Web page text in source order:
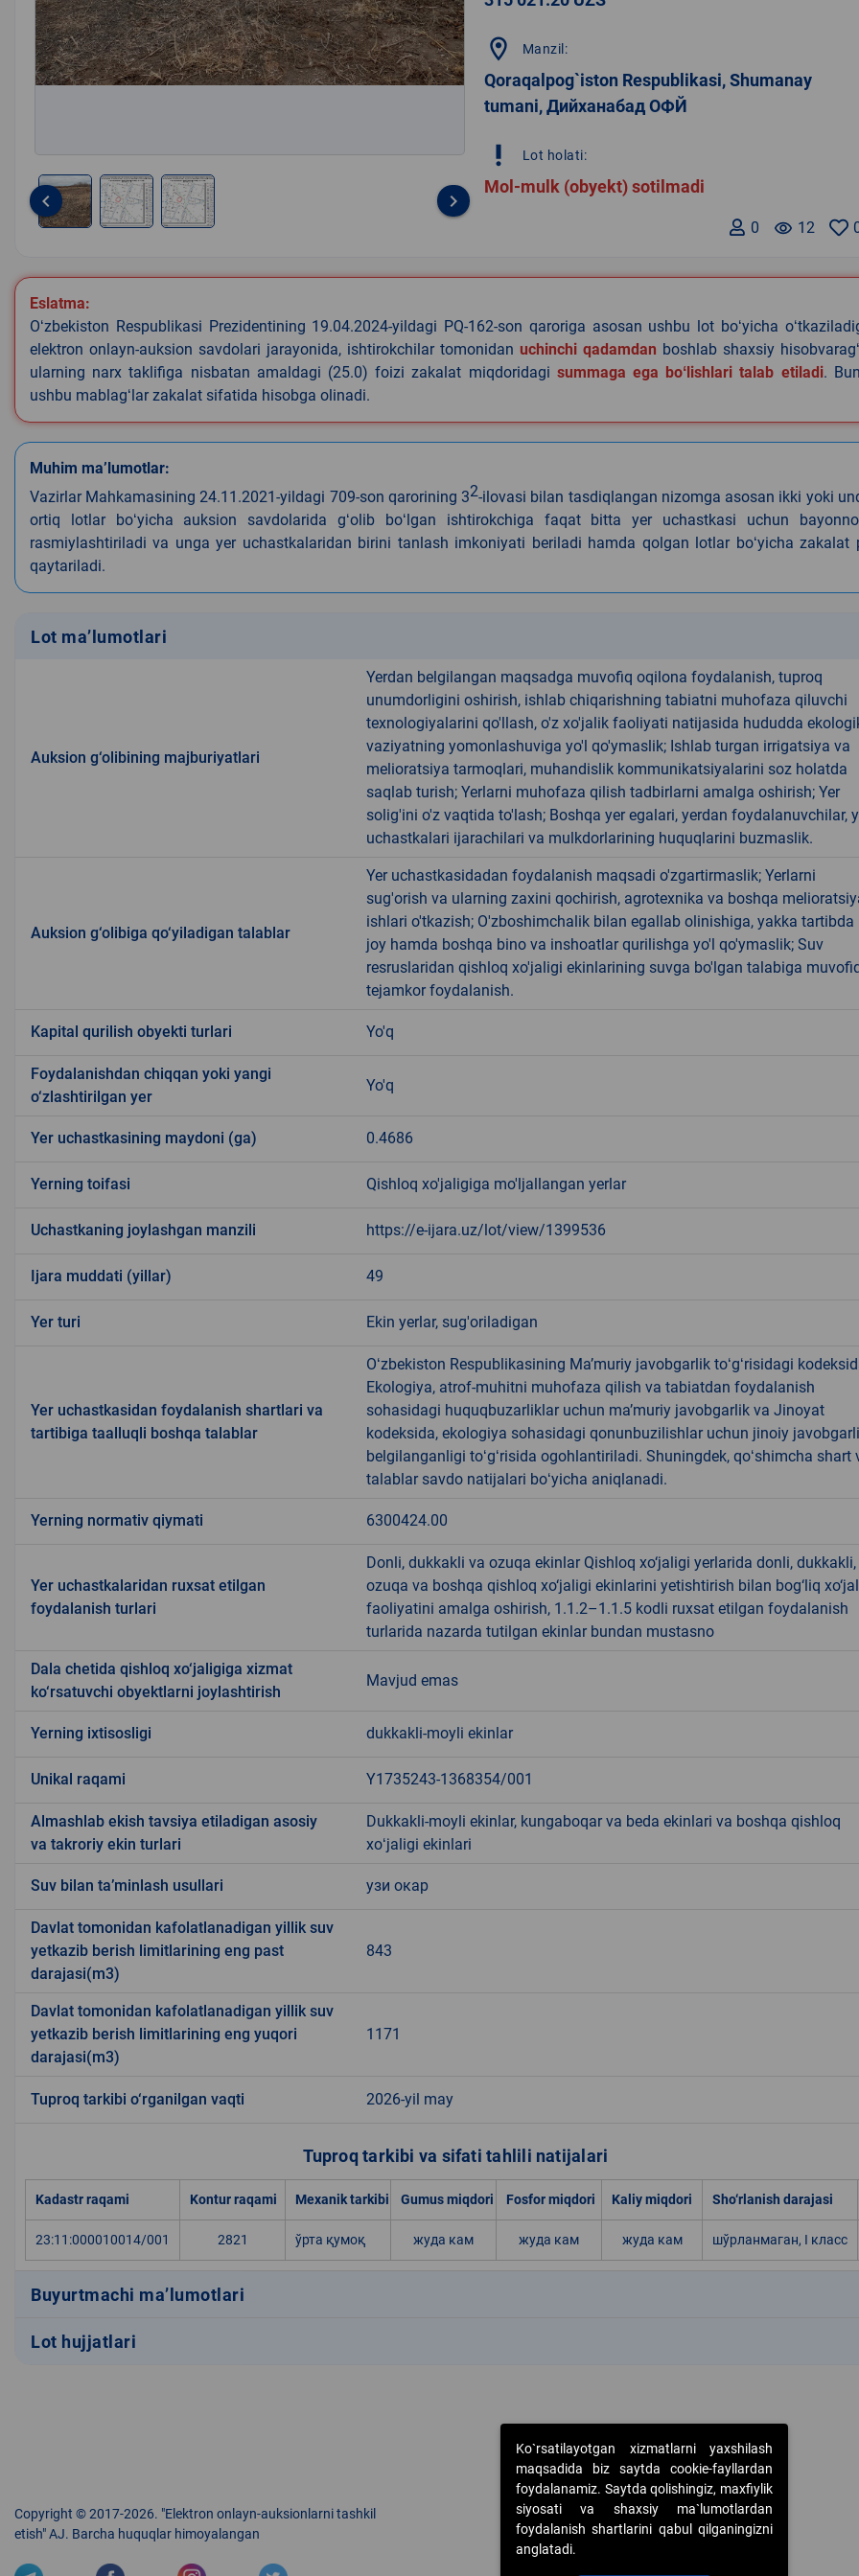
of
3
keyboard_arrow_left keyboard_arrow_right
location_on Manzil:
Qoraqalpog`iston Respublikasi, Shumanay
tumani, Дийханабад ОФЙ
priority_high Lot holati:
Mol-mulk (obyekt) sotilmadi
remove_red_eye 12
0
Eslatma:
Oʻzbekiston Respublikasi Prezidentining 19.04.2024-yildagi PQ-162-son qaroriga asosan ushbu lot boʻyicha
elektron onlayn-auksion savdolari jarayonida, ishtirokchilar tomonidan uchinchi qadamdan boshlab shaxsiy
ularning narx taklifiga nisbatan amaldagi (25.0) foizi zakalat miqdoridagi summaga ega boʻlishlari talab etiladi.
ushbu mablagʻlar zakalat sifatida hisobga olinadi.
Muhim ma’lumotlar:
Vazirlar Mahkamasining 24.11.2021-yildagi 709-son qarorining 32-ilovasi bilan tasdiqlangan nizomga asosan ikki yoki
ortiq lotlar boʻyicha auksion savdolarida gʻolib boʻlgan ishtirokchiga faqat bitta yer uchastkasi uchun
rasmiylashtiriladi va unga yer uchastkalaridan birini tanlash imkoniyati beriladi hamda qolgan lotlar boʻyicha zakalat
qaytariladi.
Lot ma’lumotlari
Auksion g‘olibining majburiyatlari
Yerdan belgilangan maqsadga muvofiq oqilona foydalanish, tuproq
unumdorligini oshirish, ishlab chiqarishning tabiatni muhofaza qiluvchi
texnologiyalarini qo'llash, o'z xo'jalik faoliyati natijasida hududda
vaziyatning yomonlashuviga yo'l qo'ymaslik; Ishlab turgan irrigatsiya va
melioratsiya tarmoqlari, muhandislik kommunikatsiyalarini soz holatda
saqlab turish; Yerlarni muhofaza qilish tadbirlarni amalga oshirish; Yer
solig'ini o'z vaqtida to'lash; Boshqa yer egalari, yerdan foydalanuvchilar,
uchastkalari ijarachilari va mulkdorlarining huquqlarini buzmaslik.
Auksion g‘olibiga qo‘yiladigan talablar
Yer uchastkasidadan foydalanish maqsadi o'zgartirmaslik; Yerlarni
sug'orish va ularning zaxini qochirish, agrotexnika va boshqa
ishlari o'tkazish; O'zboshimchalik bilan egallab olinishiga, yakka tartibda
joy hamda boshqa bino va inshoatlar qurilishga yo'l qo'ymaslik; Suv
resruslaridan qishloq xo'jaligi ekinlarining suvga bo'lgan talabiga
tejamkor foydalanish.
Kapital qurilish obyekti turlari Yo'q
Foydalanishdan chiqqan yoki yangi
o‘zlashtirilgan yer
Yo'q
Yer uchastkasining maydoni (ga) 0.4686
Yerning toifasi Qishloq xo'jaligiga mo'ljallangan yerlar
Uchastkaning joylashgan manzili https://e-ijara.uz/lot/view/1399536
Ijara muddati (yillar) 49
Yer turi Ekin yerlar, sug'oriladigan
Yer uchastkasidan foydalanish shartlari va
tartibiga taalluqli boshqa talablar
Oʻzbekiston Respublikasining Maʼmuriy javobgarlik toʻgʻrisidagi
Ekologiya, atrof-muhitni muhofaza qilish va tabiatdan foydalanish
sohasidagi huquqbuzarliklar uchun maʼmuriy javobgarlik va Jinoyat
kodeksida, ekologiya sohasidagi qonunbuzilishlar uchun jinoiy
belgilanganligi toʻgʻrisida ogohlantiriladi. Shuningdek, qoʻshimcha shart
talablar savdo natijalari boʻyicha aniqlanadi.
Yerning normativ qiymati 6300424.00
Yer uchastkalaridan ruxsat etilgan
foydalanish turlari
Donli, dukkakli va ozuqa ekinlar Qishloq xo‘jaligi yerlarida donli, dukkakli,
ozuqa va boshqa qishloq xo‘jaligi ekinlarini yetishtirish bilan bog‘liq
faoliyatini amalga oshirish, 1.1.2–1.1.5 kodli ruxsat etilgan foydalanish
turlarida nazarda tutilgan ekinlar bundan mustasno
Dala chetida qishloq xo‘jaligiga xizmat
ko‘rsatuvchi obyektlarni joylashtirish
Mavjud emas
Yerning ixtisosligi dukkakli-moyli ekinlar
Unikal raqami Y1735243-1368354/001
Almashlab ekish tavsiya etiladigan asosiy
va takroriy ekin turlari
Dukkakli-moyli ekinlar, kungaboqar va beda ekinlari va boshqa qishloq
xoʻjaligi ekinlari
Suv bilan ta’minlash usullari узи окар
Davlat tomonidan kafolatlanadigan yillik suv
yetkazib berish limitlarining eng past
darajasi(m3)
843
Davlat tomonidan kafolatlanadigan yillik suv
yetkazib berish limitlarining eng yuqori
darajasi(m3)
1171
Tuproq tarkibi o‘rganilgan vaqti 2026-yil may
Tuproq tarkibi va sifati tahlili natijalari
Kadastr raqami Kontur raqami Mexanik tarkibi Gumus miqdori Fosfor miqdori Kaliy miqdori Sho‘rlanish darajasi
23:11:000010014/001 2821 ўрта қумоқ жуда кам жуда кам жуда кам шўрланмаган, I класс
Buyurtmachi ma’lumotlari
Lot hujjatlari
Copyright © 2017-2026. "Elektron onlayn-auksionlarni tashkil
etish" AJ. Barcha huquqlar himoyalangan
Ko`rsatilayotgan xizmatlarni yaxshilash
maqsadida biz saytda cookie-fayllardan
foydalanamiz. Saytda qolishingiz, maxfiylik
siyosati va shaxsiy ma`lumotlardan
foydalanish shartlarini qabul qilganingizni
anglatadi.